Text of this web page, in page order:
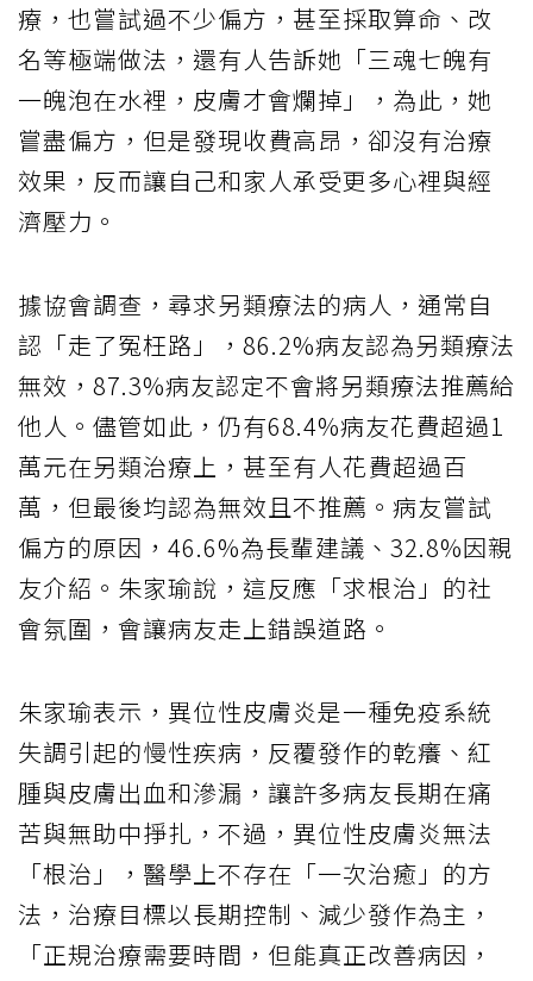
療，也嘗試過不少偏方，甚至採取算命、改
名等極端做法，還有人告訴她「三魂七魄有
一魄泡在水裡，皮膚才會爛掉」，為此，她
嘗盡偏方，但是發現收費高昂，卻沒有治療
效果，反而讓自己和家人承受更多心裡與經
濟壓力。
據協會調查，尋求另類療法的病人，通常自
認「走了冤枉路」，86.2%病友認為另類療法
無效，87.3%病友認定不會將另類療法推薦給
他人。儘管如此，仍有68.4%病友花費超過1
萬元在另類治療上，甚至有人花費超過百
萬，但最後均認為無效且不推薦。病友嘗試
偏方的原因，46.6%為長輩建議、32.8%因親
友介紹。朱家瑜說，這反應「求根治」的社
會氛圍，會讓病友走上錯誤道路。
朱家瑜表示，異位性皮膚炎是一種免疫系統
失調引起的慢性疾病，反覆發作的乾癢、紅
腫與皮膚出血和滲漏，讓許多病友長期在痛
苦與無助中掙扎，不過，異位性皮膚炎無法
「根治」，醫學上不存在「一次治癒」的方
法，治療目標以長期控制、減少發作為主，
「正規治療需要時間，但能真正改善病因，